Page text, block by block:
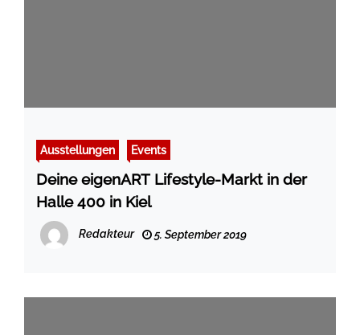
Ausstellungen Events
Deine eigenART Lifestyle-Markt in der
Halle 400 in Kiel
Redakteur 5. September 2019